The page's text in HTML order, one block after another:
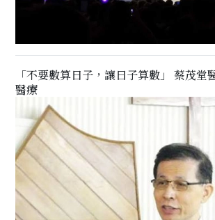
「不要數算日子，讓日子算數」 蔡茂堂
醫療